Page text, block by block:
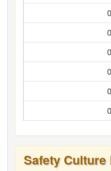
0
0
0
0
0
0
Safety Culture